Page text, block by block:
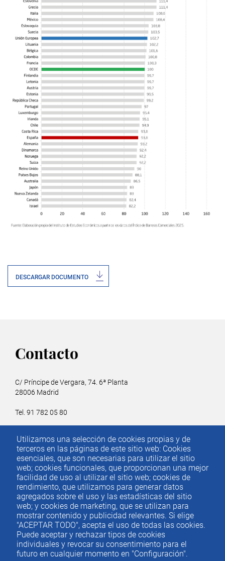
Utilizamos una selección de cookies propias y de
terceros en las páginas de este sitio web: Cookies
esenciales, que son necesarias para utilizar el sitio
web; cookies funcionales, que proporcionan una mejor
facilidad de uso al utilizar el sitio web; cookies de
rendimiento, que utilizamos para generar datos
agregados sobre el uso y las estadísticas del sitio
web; y cookies de marketing, que se utilizan para
mostrar contenido y publicidad relevantes. Si elige
"ACEPTAR TODO", acepta el uso de todas las cookies.
Puede aceptar y rechazar tipos de cookies
individuales y revocar su consentimiento para el
futuro en cualquier momento en "Configuración".
DESCARGAR DOCUMENTO
Contacto
C/ Príncipe de Vergara, 74. 6ª Planta
28006 Madrid
Tel. 91 782 05 80
Menú
del
pie
Contacto
Menu
footer
ACTUALIDAD
IEE
PUBLICACIONES
IDEAS Y PENSAMIENTO